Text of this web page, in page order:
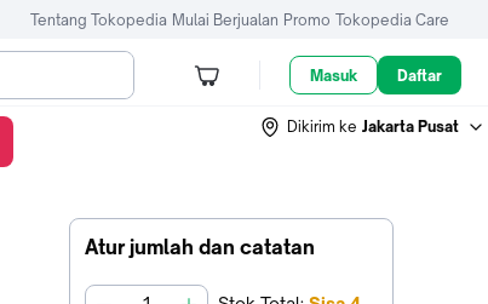
Tentang Tokopedia Mulai Berjualan Promo Tokopedia Care
Masuk Daftar
Dikirim ke Jakarta Pusat
Atur jumlah dan catatan